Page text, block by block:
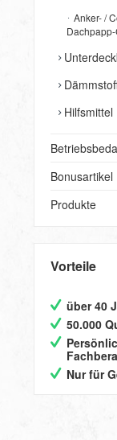
Anker- /
Hilfsmittel
Bonusartikel
Produkte
Vorteile
über 40
50.000
Nur für